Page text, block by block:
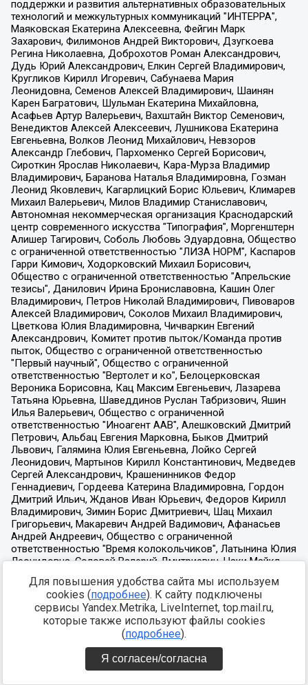
Для повышения удобства сайта мы используем
cookies (подробнее). К сайту подключены
сервисы Yandex.Metrika, LiveInternet, top.mail.ru,
которые также используют файлы cookies
(подробнее).
Я согласен/согласна